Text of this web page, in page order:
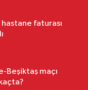
faturası
Beşiktaş maçı